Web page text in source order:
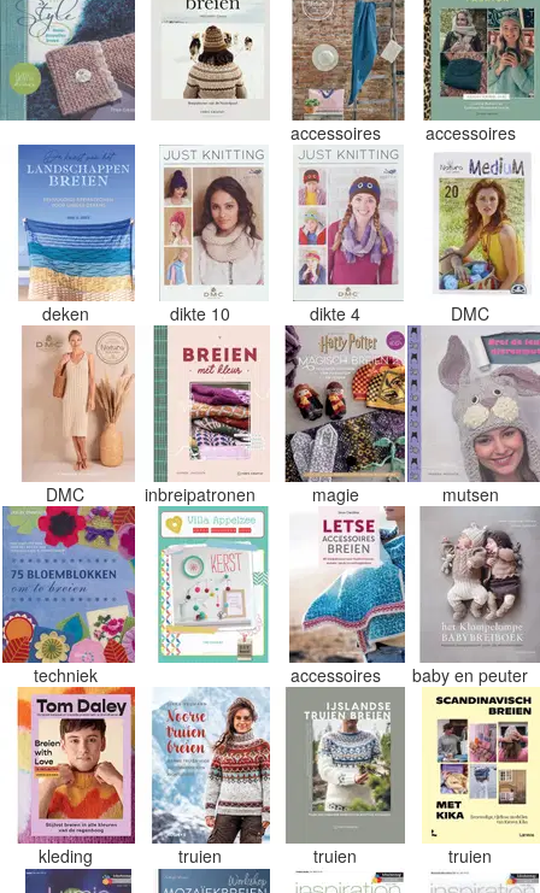
accessoires accessoires
deken dikte 10 dikte 4 DMC
DMC inbreipatronen magie mutsen
techniek accessoires baby en peuter
kleding truien truien truien